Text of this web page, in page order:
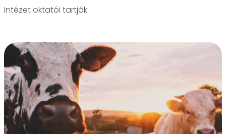
Intézet oktatói tartják.